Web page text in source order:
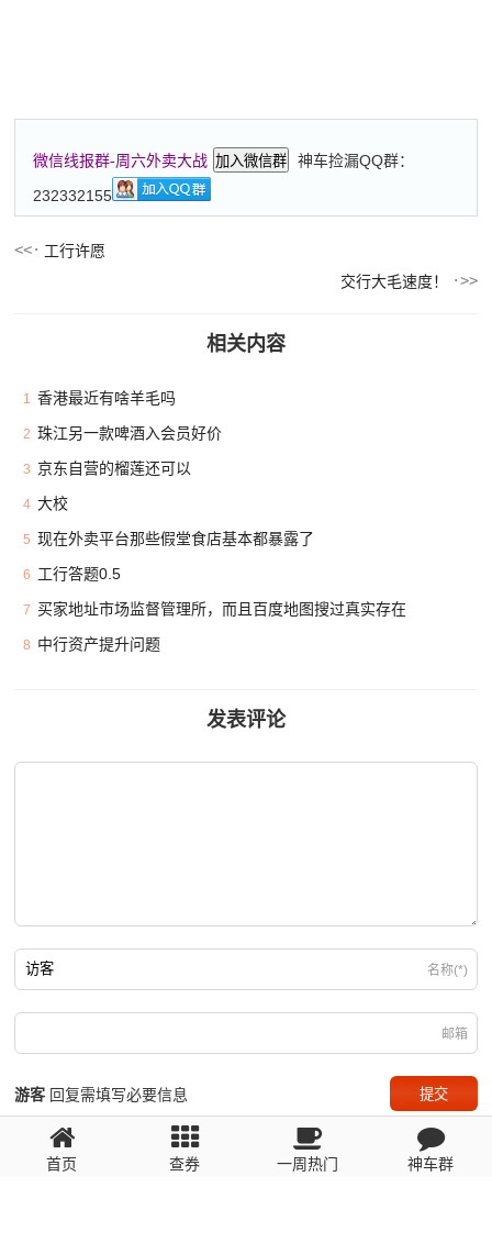
微信线报群-周六外卖大战 加入微信群
神车捡漏QQ群：
232332155
工行许愿
交行大毛速度！
相关内容
1 香港最近有啥羊毛吗
2 珠江另一款啤酒入会员好价
3 京东自营的榴莲还可以
4 大校
5 现在外卖平台那些假堂食店基本都暴露了
6 工行答题0.5
7 买家地址市场监督管理所，而且百度地图搜过真实存在
8 中行资产提升问题
发表评论
名称(*)
邮箱
游客 回复需填写必要信息
首页 查券 一周热门 神车群